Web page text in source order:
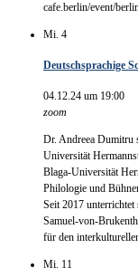
cafe.berlin/event/
Mi. 4
Deutschsprachige
04.12.24 um 19:00
zoom
Dr. Andreea Dumitru
Universität
Blaga-Universität
Philologie und
Seit 2017 unterrichtet
Samuel-von-
für den
Mi. 11